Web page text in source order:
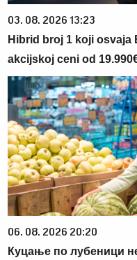
03. 08. 2026 13:23
Hibrid broj 1 koji
akcijskoj ceni od
06. 08. 2026 20:20
Куцање по лубеници